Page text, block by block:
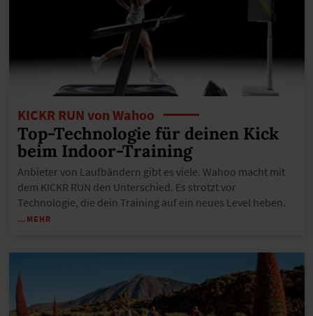
KICKR RUN von Wahoo
Top-Technologie für deinen Kick
beim Indoor-Training
Anbieter von Laufbändern gibt es viele. Wahoo macht mit
dem KICKR RUN den Unterschied. Es strotzt vor
Technologie, die dein Training auf ein neues Level heben.
…MEHR